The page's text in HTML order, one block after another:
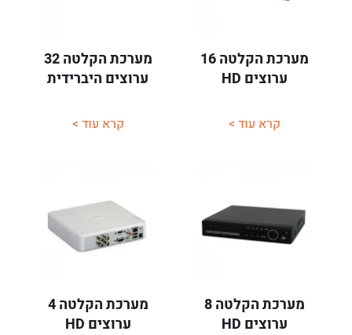
מערכת הקלטה 16
ערוצים HD
קרא עוד >
מערכת הקלטה 32
ערוצים היברידית
קרא עוד >
מערכת הקלטה 8
ערוצים HD
מערכת הקלטה 4
ערוצים HD